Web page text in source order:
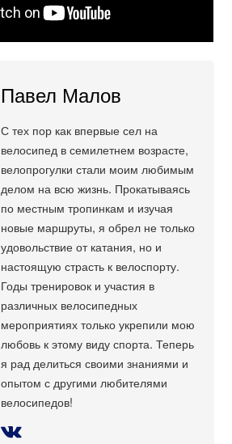
Павел Малов
С тех пор как впервые сел на
велосипед в семилетнем возрасте,
велопрогулки стали моим любимым
делом на всю жизнь. Прокатываясь
по местным тропинкам и изучая
новые маршруты, я обрел не только
удовольствие от катания, но и
настоящую страсть к велоспорту.
Годы тренировок и участия в
различных велосипедных
мероприятиях только укрепили мою
любовь к этому виду спорта. Теперь
я рад делиться своими знаниями и
опытом с другими любителями
велосипедов!